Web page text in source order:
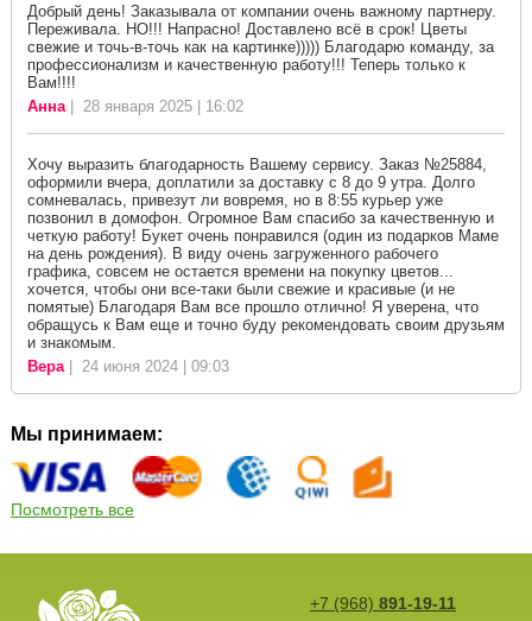
Добрый день! Заказывала от компании очень важному партнеру.
Переживала. НО!!! Напрасно! Доставлено всё в срок! Цветы
свежие и точь-в-точь как на картинке))))) Благодарю команду, за
профессионализм и качественную работу!!! Теперь только к
Вам!!!!
Анна| 28 января 2025 | 16:02
Хочу выразить благодарность Вашему сервису. Заказ №25884,
оформили вчера, доплатили за доставку с 8 до 9 утра. Долго
сомневалась, привезут ли вовремя, но в 8:55 курьер уже
позвонил в домофон. Огромное Вам спасибо за качественную и
четкую работу! Букет очень понравился (один из подарков Маме
на день рождения). В виду очень загруженного рабочего
графика, совсем не остается времени на покупку цветов...
хочется, чтобы они все-таки были свежие и красивые (и не
помятые) Благодаря Вам все прошло отлично! Я уверена, что
обращусь к Вам еще и точно буду рекомендовать своим друзьям
и знакомым.
Вера| 24 июня 2024 | 09:03
Мы принимаем:
Посмотреть все
+7 (968) 891-19-11